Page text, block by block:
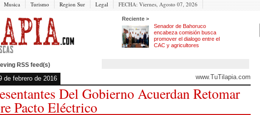
Musica Turismo Region Sur Legal FECHA: Viernes, Agosto 07, 2026
Reciente >
Senador de Bahoruco
encabeza comisión busca
promover el dialogo entre el
CAC y agricultores
RSS feed(s)
de febrero de 2016 www.TuTilapia.com
Del Gobierno Acuerdan Retomar
Pacto Eléctrico